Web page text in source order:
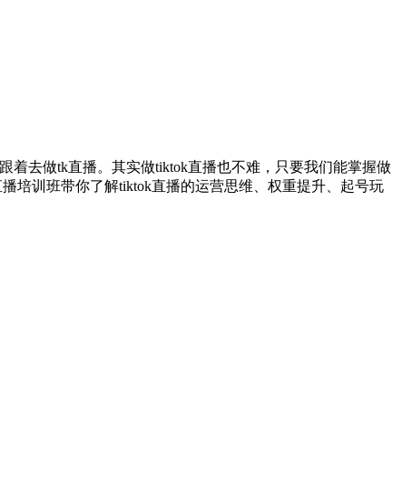
着去做tk直播。其实做tiktok直播也不难，只要我们能掌握做
播培训班带你了解tiktok直播的运营思维、权重提升、起号玩